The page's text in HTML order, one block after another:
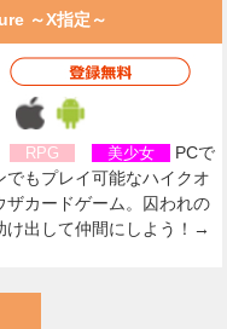
～X指定～
RPG 美少女
PCで
でもプレイ可能なハイクオ
ザカードゲーム。囚われの
け出して仲間にしよう！→